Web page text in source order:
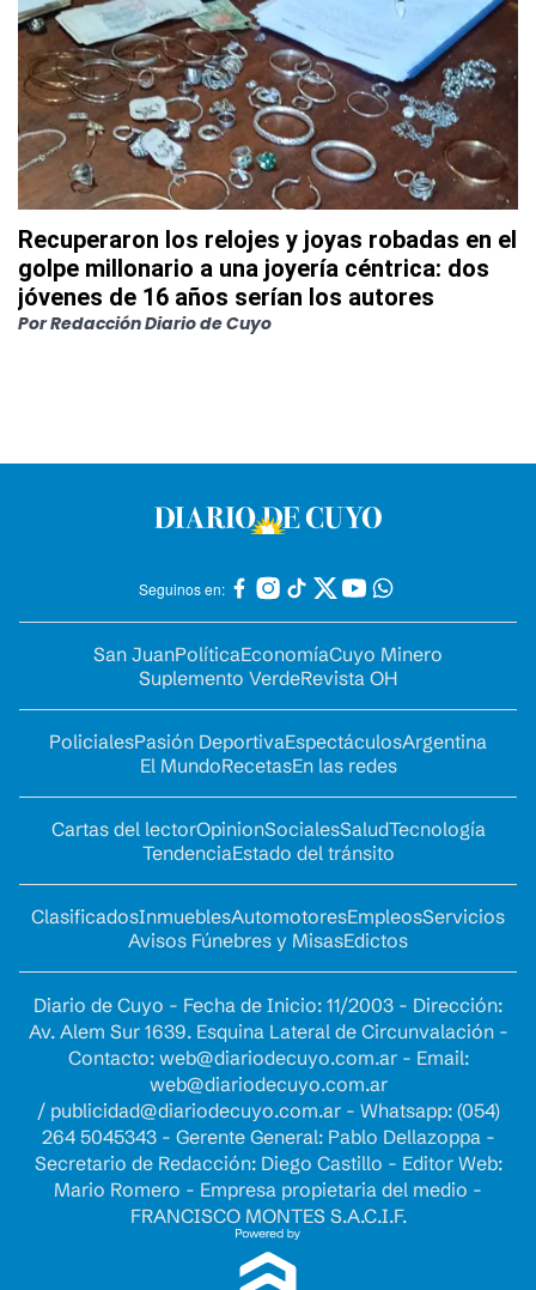
Recuperaron los relojes y joyas robadas en el
golpe millonario a una joyería céntrica: dos
jóvenes de 16 años serían los autores
PorRedacción Diario de Cuyo
Seguinos en:
San JuanPolíticaEconomíaCuyo Minero
Suplemento VerdeRevista OH
PolicialesPasión DeportivaEspectáculosArgentina
El MundoRecetasEn las redes
Cartas del lectorOpinionSocialesSaludTecnología
TendenciaEstado del tránsito
ClasificadosInmueblesAutomotoresEmpleosServicios
Avisos Fúnebres y MisasEdictos
Diario de Cuyo - Fecha de Inicio: 11/2003 - Dirección:
Av. Alem Sur 1639. Esquina Lateral de Circunvalación -
Contacto: web@diariodecuyo.com.ar- Email:
web@diariodecuyo.com.ar
/ publicidad@diariodecuyo.com.ar- Whatsapp: (054)
264 5045343 - Gerente General: Pablo Dellazoppa -
Secretario de Redacción: Diego Castillo - Editor Web:
Mario Romero - Empresa propietaria del medio -
FRANCISCO MONTES S.A.C.I.F.